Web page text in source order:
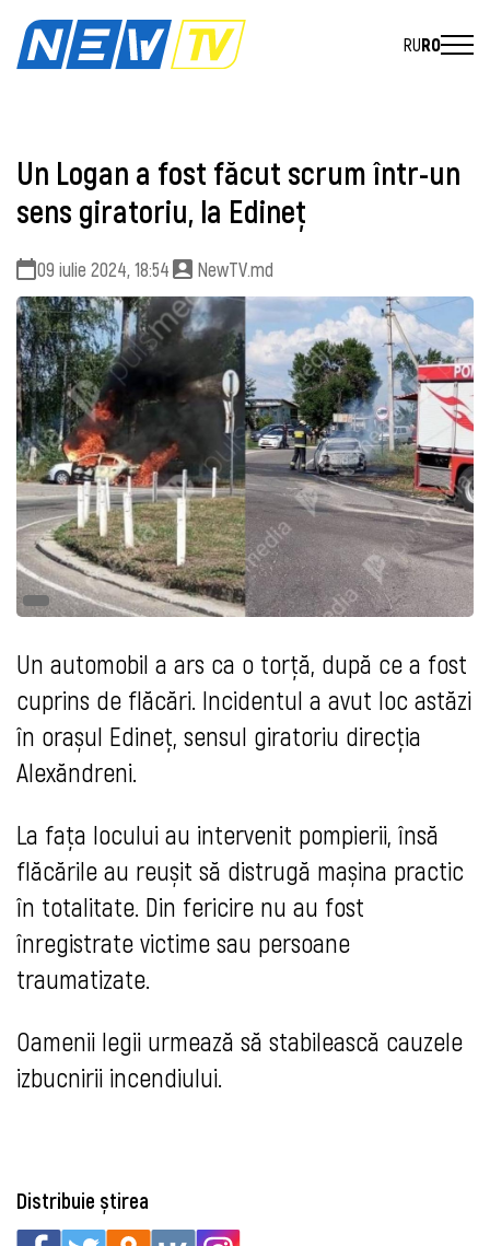
RURO
Un Logan a fost făcut scrum într-un
sens giratoriu, la Edineț
09 iulie 2024, 18:54 NewTV.md
Un automobil a ars ca o torță, după ce a fost
cuprins de flăcări. Incidentul a avut loc astăzi
în orașul Edineț, sensul giratoriu direcția
Alexăndreni.
La fața locului au intervenit pompierii, însă
flăcările au reușit să distrugă mașina practic
în totalitate. Din fericire nu au fost
înregistrate victime sau persoane
traumatizate.
Oamenii legii urmează să stabilească cauzele
izbucnirii incendiului.
Distribuie știrea